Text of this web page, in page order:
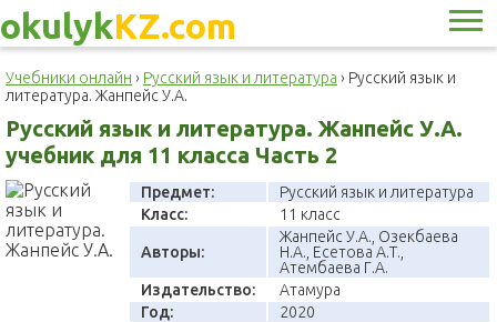
okulykKZ.com
Учебники онлайн › Русский язык и литература › Русский язык и
литература. Жанпейс У.А.
Русский язык и литература. Жанпейс У.А.
учебник для 11 класса Часть 2
Предмет:
Русский язык и литература
Класс:
11 класс
Авторы:
Жанпейс У.А., Озекбаева
Н.А., Есетова А.Т.,
Атембаева Г.А.
Издательство:
Атамура
Год:
2020